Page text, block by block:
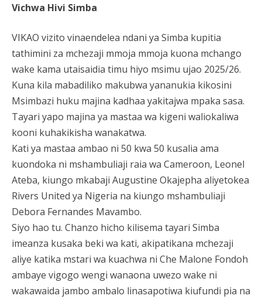
Vichwa Hivi Simba
VIKAO vizito vinaendelea ndani ya Simba kupitia
tathimini za mchezaji mmoja mmoja kuona mchango
wake kama utaisaidia timu hiyo msimu ujao 2025/26.
Kuna kila mabadiliko makubwa yananukia kikosini
Msimbazi huku majina kadhaa yakitajwa mpaka sasa.
Tayari yapo majina ya mastaa wa kigeni waliokaliwa
kooni kuhakikisha wanakatwa.
Kati ya mastaa ambao ni 50 kwa 50 kusalia ama
kuondoka ni mshambuliaji raia wa Cameroon, Leonel
Ateba, kiungo mkabaji Augustine Okajepha aliyetokea
Rivers United ya Nigeria na kiungo mshambuliaji
Debora Fernandes Mavambo.
Siyo hao tu. Chanzo hicho kilisema tayari Simba
imeanza kusaka beki wa kati, akipatikana mchezaji
aliye katika mstari wa kuachwa ni Che Malone Fondoh
ambaye vigogo wengi wanaona uwezo wake ni
wakawaida jambo ambalo linasapotiwa kiufundi pia na